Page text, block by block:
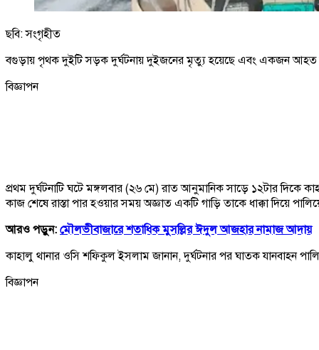
ছবি: সংগৃহীত
বগুড়ায় পৃথক দুইটি সড়ক দুর্ঘটনায় দুইজনের মৃত্যু হয়েছে এবং একজন আহত
বিজ্ঞাপন
প্রথম দুর্ঘটনাটি ঘটে মঙ্গলবার (২৬ মে) রাত আনুমানিক সাড়ে ১২টার
কাজ শেষে রাস্তা পার হওয়ার সময় অজ্ঞাত একটি গাড়ি তাকে ধাক্কা দিয়ে
আরও পড়ুন: মৌলভীবাজারে শতাধিক মুসল্লির ঈদুল আজহার নামাজ আদায়
কাহালু থানার ওসি শফিকুল ইসলাম জানান, দুর্ঘটনার পর ঘাতক যানবাহন
বিজ্ঞাপন